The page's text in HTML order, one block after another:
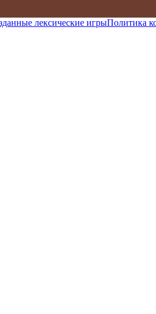
лексические игрыПолитика